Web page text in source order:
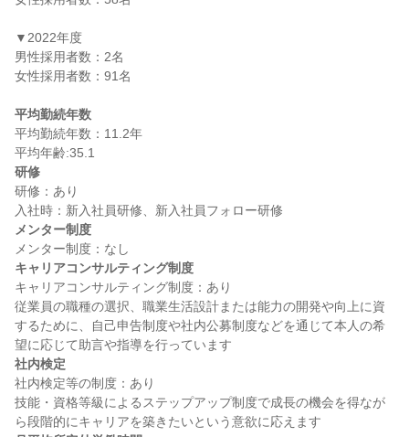
▼2022年度
男性採用者数：2名
女性採用者数：91名
平均勤続年数
平均勤続年数：11.2年
研修
研修：あり
メンター制度
キャリアコンサルティング制度
キャリアコンサルティング制度：あり
従業員の職種の選択、職業生活設計または能力の開発や向上に資
するために、自己申告制度や社内公募制度などを通じて本人の希
社内検定
社内検定等の制度：あり
技能・資格等級によるステップアップ制度で成長の機会を得なが